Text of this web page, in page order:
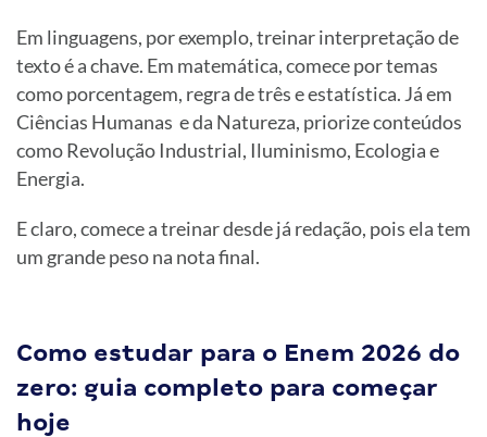
Em linguagens, por exemplo, treinar interpretação de
texto é a chave. Em matemática, comece por temas
como porcentagem, regra de três e estatística. Já em
Ciências Humanas e da Natureza, priorize conteúdos
como Revolução Industrial, Iluminismo, Ecologia e
Energia.
E claro, comece a treinar desde já redação, pois ela tem
um grande peso na nota final.
Como estudar para o Enem 2026 do
zero: guia completo para começar
hoje